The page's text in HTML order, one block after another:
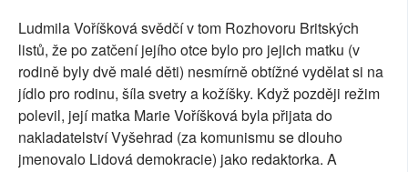
Ludmila Voříšková svědčí v tom Rozhovoru Britských
listů, že po zatčení jejího otce bylo pro jejich matku (v
rodině byly dvě malé děti) nesmírně obtížné vydělat si na
jídlo pro rodinu, šíla svetry a kožíšky. Když později režim
polevil, její matka Marie Voříšková byla přijata do
nakladatelství Vyšehrad (za komunismu se dlouho
jmenovalo Lidová demokracie) jako redaktorka. A